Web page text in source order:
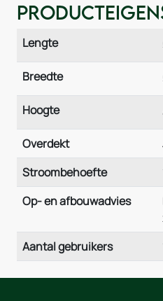
Lengte
Breedte
Hoogte
Overdekt
Stroombehoefte
Op- en afbouwadvies
Aantal gebruikers